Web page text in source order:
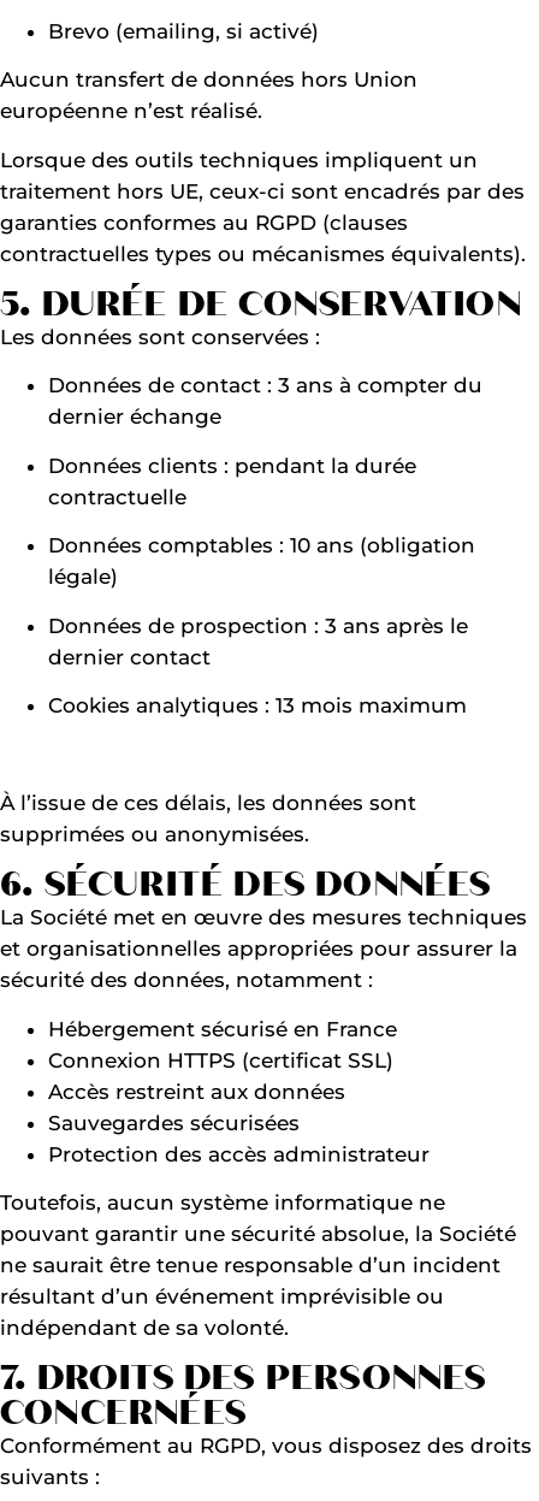
Brevo (emailing, si activé)
Aucun transfert de données hors Union
européenne n’est réalisé.
Lorsque des outils techniques impliquent un
traitement hors UE, ceux-ci sont encadrés par des
garanties conformes au RGPD (clauses
contractuelles types ou mécanismes équivalents).
5. DURÉE DE CONSERVATION
Les données sont conservées :
Données de contact : 3 ans à compter du
dernier échange
Données clients : pendant la durée
contractuelle
Données comptables : 10 ans (obligation
légale)
Données de prospection : 3 ans après le
dernier contact
Cookies analytiques : 13 mois maximum
À l’issue de ces délais, les données sont
supprimées ou anonymisées.
6. SÉCURITÉ DES DONNÉES
La Société met en œuvre des mesures techniques
et organisationnelles appropriées pour assurer la
sécurité des données, notamment :
Hébergement sécurisé en France
Connexion HTTPS (certificat SSL)
Accès restreint aux données
Sauvegardes sécurisées
Protection des accès administrateur
Toutefois, aucun système informatique ne
pouvant garantir une sécurité absolue, la Société
ne saurait être tenue responsable d’un incident
résultant d’un événement imprévisible ou
indépendant de sa volonté.
7. DROITS DES PERSONNES
CONCERNÉES
Conformément au RGPD, vous disposez des droits
suivants :